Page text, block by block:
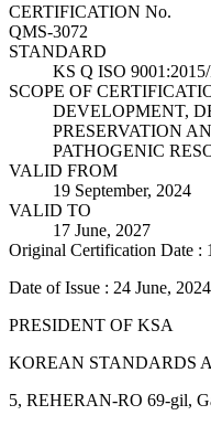
CERTIFICATION No.
QMS-3072
STANDARD
KS Q ISO
SCOPE OF
DEVELOPMENT,
PRESERVATION
PATHOGENIC
VALID FROM
19 September, 2024
VALID TO
17 June, 2027
Original Certification Date :
Date of Issue : 24 June, 2024
PRESIDENT OF KSA
KOREAN STANDARDS
5, REHERAN-RO 69-gil,